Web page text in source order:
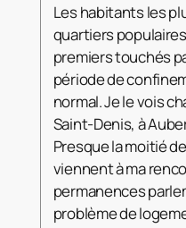
Les habitants les
quartiers
premiers touchés
période de
normal. Je le vois
Saint-Denis, à
Presque la moitié
viennent à ma
permanences
problème de